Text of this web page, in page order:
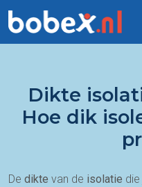
Dikte
Hoe dik
De dikte van de isolatie